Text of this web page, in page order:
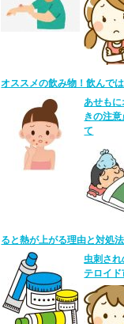
オススメの飲み物！飲んで
あせも
きの注
て
ると熱が上がる理由と対処
虫刺さ
テロイド